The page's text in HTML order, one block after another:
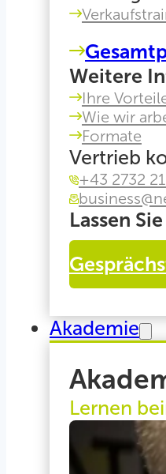
Weitere
Ihre
Wie wir
Formate
Vertrieb
+43 2732
Lassen
Akademie
Lernen